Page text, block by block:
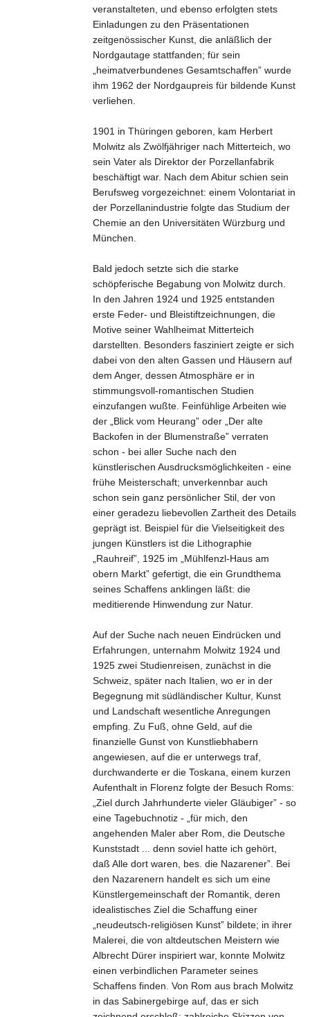
veranstalteten, und ebenso erfolgten stets
Einladungen zu den Präsentationen
zeitgenössischer Kunst, die anläßlich der
Nordgautage stattfanden; für sein
„heimatverbundenes Gesamtschaffen” wurde
ihm 1962 der Nordgaupreis für bildende Kunst
verliehen.
1901 in Thüringen geboren, kam Herbert
Molwitz als Zwölfjähriger nach Mitterteich, wo
sein Vater als Direktor der Porzellanfabrik
beschäftigt war. Nach dem Abitur schien sein
Berufsweg vorgezeichnet: einem Volontariat in
der Porzellanindustrie folgte das Studium der
Chemie an den Universitäten Würzburg und
München.
Bald jedoch setzte sich die starke
schöpferische Begabung von Molwitz durch.
In den Jahren 1924 und 1925 entstanden
erste Feder- und Bleistiftzeichnungen, die
Motive seiner Wahlheimat Mitterteich
darstellten. Besonders fasziniert zeigte er sich
dabei von den alten Gassen und Häusern auf
dem Anger, dessen Atmosphäre er in
stimmungsvoll-romantischen Studien
einzufangen wußte. Feinfühlige Arbeiten wie
der „Blick vom Heurang” oder „Der alte
Backofen in der Blumenstraße” verraten
schon - bei aller Suche nach den
künstlerischen Ausdrucksmöglichkeiten - eine
frühe Meisterschaft; unverkennbar auch
schon sein ganz persönlicher Stil, der von
einer geradezu liebevollen Zartheit des Details
geprägt ist. Beispiel für die Vielseitigkeit des
jungen Künstlers ist die Lithographie
„Rauhreif”, 1925 im „Mühlfenzl-Haus am
obern Markt” gefertigt, die ein Grundthema
seines Schaffens anklingen läßt: die
meditierende Hinwendung zur Natur.
Auf der Suche nach neuen Eindrücken und
Erfahrungen, unternahm Molwitz 1924 und
1925 zwei Studienreisen, zunächst in die
Schweiz, später nach Italien, wo er in der
Begegnung mit südländischer Kultur, Kunst
und Landschaft wesentliche Anregungen
empfing. Zu Fuß, ohne Geld, auf die
finanzielle Gunst von Kunstliebhabern
angewiesen, auf die er unterwegs traf,
durchwanderte er die Toskana, einem kurzen
Aufenthalt in Florenz folgte der Besuch Roms:
„Ziel durch Jahrhunderte vieler Gläubiger” - so
eine Tagebuchnotiz - „für mich, den
angehenden Maler aber Rom, die Deutsche
Kunststadt ... denn soviel hatte ich gehört,
daß Alle dort waren, bes. die Nazarener”. Bei
den Nazarenern handelt es sich um eine
Künstlergemeinschaft der Romantik, deren
idealistisches Ziel die Schaffung einer
„neudeutsch-religiösen Kunst” bildete; in ihrer
Malerei, die von altdeutschen Meistern wie
Albrecht Dürer inspiriert war, konnte Molwitz
einen verbindlichen Parameter seines
Schaffens finden. Von Rom aus brach Molwitz
in das Sabinergebirge auf, das er sich